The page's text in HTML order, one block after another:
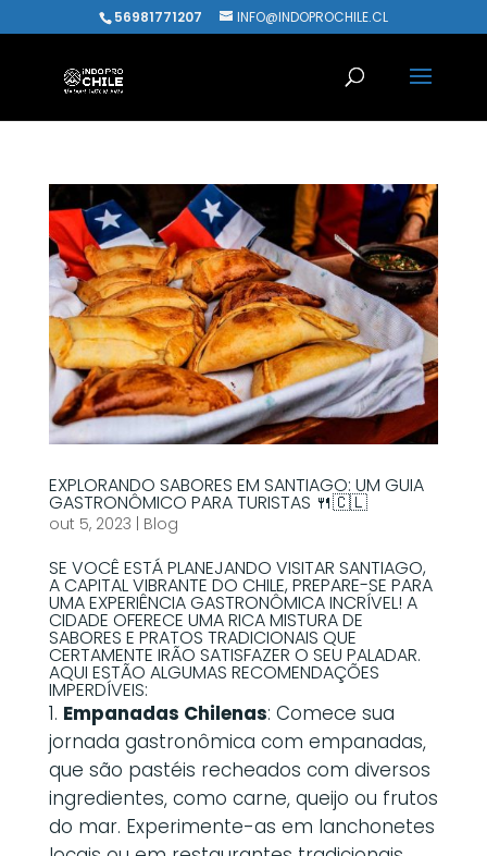
56981771207 INFO@INDOPROCHILE.CL
EXPLORANDO SABORES EM SANTIAGO: UM GUIA
GASTRONÔMICO PARA TURISTAS 🍴🇨🇱
out 5, 2023 | Blog
SE VOCÊ ESTÁ PLANEJANDO VISITAR SANTIAGO,
A CAPITAL VIBRANTE DO CHILE, PREPARE-SE PARA
UMA EXPERIÊNCIA GASTRONÔMICA INCRÍVEL! A
CIDADE OFERECE UMA RICA MISTURA DE
SABORES E PRATOS TRADICIONAIS QUE
CERTAMENTE IRÃO SATISFAZER O SEU PALADAR.
AQUI ESTÃO ALGUMAS RECOMENDAÇÕES
IMPERDÍVEIS:
Empanadas Chilenas: Comece sua
jornada gastronômica com empanadas,
que são pastéis recheados com diversos
ingredientes, como carne, queijo ou frutos
do mar. Experimente-as em lanchonetes